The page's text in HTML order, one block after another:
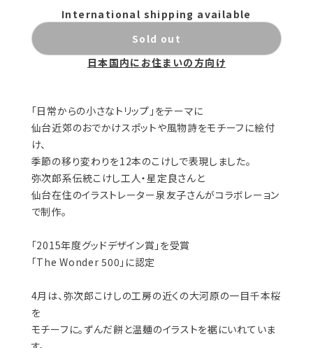
International shipping available
Sold out
日本国内にお住まいの方向け
「日常からの小さなトリップ」をテーマに
仙台近郊のおでかけスポットや風物詩をモチーフに絵付
け、
季節の移り変わりを12本のこけしで表現しました。
弥次郎系伝統こけし工人・星定良さんと
仙台在住のイラストレーター泉友子さんがコラボレーョン
で制作。
「2015年度グッドデザイン賞」を受賞
「The Wonder 500」に認定
4月は、弥次郎こけしの工房の近くの大河原の一目千本桜
を
モチーフに。ずんだ餅と温麺のイラストを裾にいれていま
す。